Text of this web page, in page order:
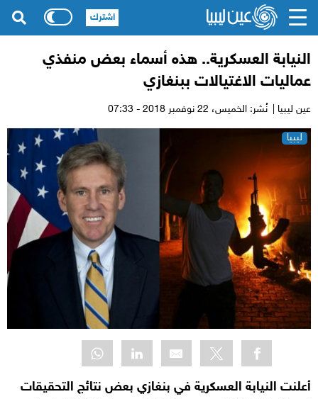
النيابة العسكرية.. هذه أسماء بعض منفذي
عماليات الاغتيالات ببنغازي
عين ليبيا | نُشر: الخميس،
ليبيا
أعلنت النيابة العسكرية في بنغازي بعض نتائج التحقيقات
اشترك